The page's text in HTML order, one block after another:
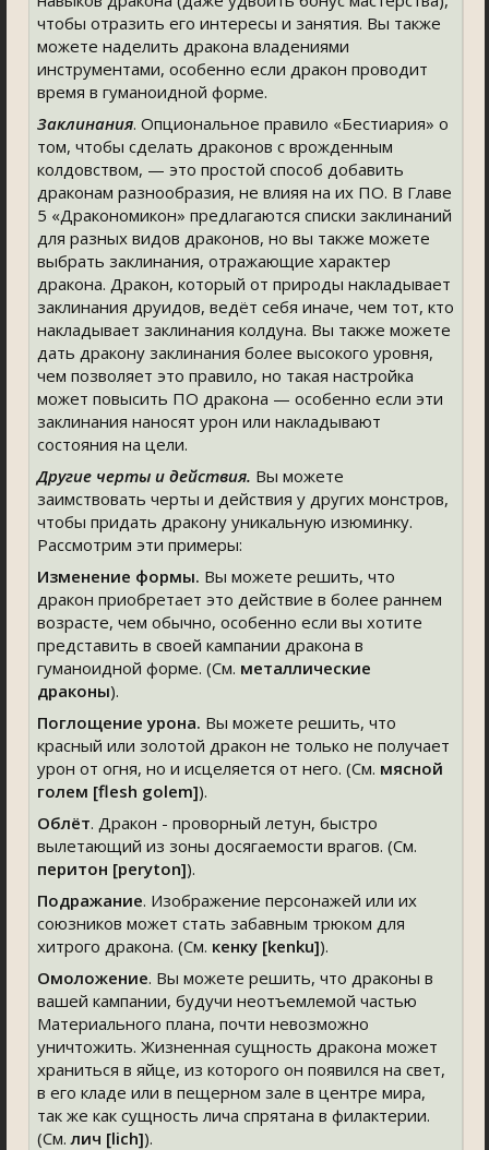
чтобы отразить его интересы и занятия. Вы также
можете наделить дракона владениями
инструментами, особенно если дракон проводит
время в гуманоидной форме.
Заклинания. Опциональное правило «Бестиария» о
том, чтобы сделать драконов с врожденным
колдовством, — это простой способ добавить
драконам разнообразия, не влияя на их ПО. В Главе
5 «Дракономикон» предлагаются списки заклинаний
для разных видов драконов, но вы также можете
выбрать заклинания, отражающие характер
дракона. Дракон, который от природы накладывает
заклинания друидов, ведёт себя иначе, чем тот, кто
накладывает заклинания колдуна. Вы также можете
дать дракону заклинания более высокого уровня,
чем позволяет это правило, но такая настройка
может повысить ПО дракона — особенно если эти
заклинания наносят урон или накладывают
состояния на цели.
Другие черты и действия. Вы можете
заимствовать черты и действия у других монстров,
чтобы придать дракону уникальную изюминку.
Рассмотрим эти примеры:
Изменение формы. Вы можете решить, что
дракон приобретает это действие в более раннем
возрасте, чем обычно, особенно если вы хотите
представить в своей кампании дракона в
гуманоидной форме. (См. металлические
драконы).
Поглощение урона. Вы можете решить, что
красный или золотой дракон не только не получает
урон от огня, но и исцеляется от него. (См. мясной
голем [flesh golem]).
Облёт. Дракон - проворный летун, быстро
вылетающий из зоны досягаемости врагов. (См.
перитон [peryton]).
Подражание. Изображение персонажей или их
союзников может стать забавным трюком для
хитрого дракона. (См. кенку [kenku]).
Омоложение. Вы можете решить, что драконы в
вашей кампании, будучи неотъемлемой частью
Материального плана, почти невозможно
уничтожить. Жизненная сущность дракона может
храниться в яйце, из которого он появился на свет,
в его кладе или в пещерном зале в центре мира,
так же как сущность лича спрятана в филактерии.
(См.лич [lich]).